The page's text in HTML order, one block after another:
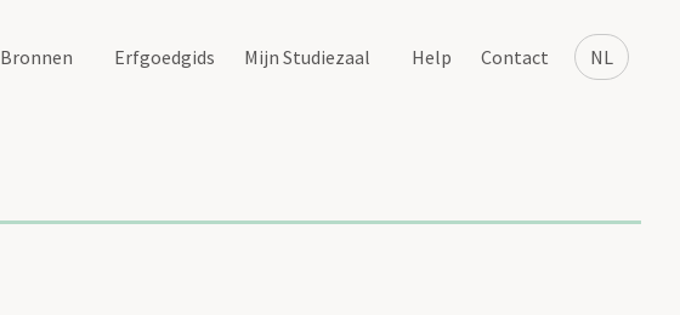
NL
Bronnen Erfgoedgids Mijn Studiezaal Help Contact